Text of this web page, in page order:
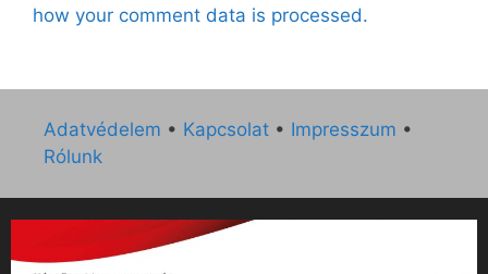
how your comment data is processed.
Adatvédelem • Kapcsolat • Impresszum •
Rólunk